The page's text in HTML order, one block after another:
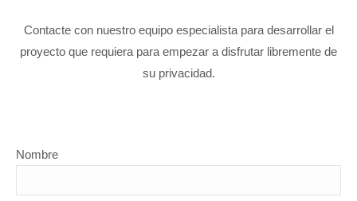
Contacte con nuestro equipo especialista para desarrollar el
proyecto que requiera para empezar a disfrutar libremente de
su privacidad.
Nombre